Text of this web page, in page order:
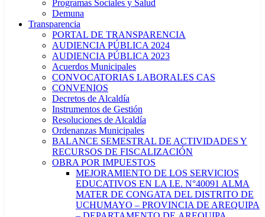
Programas Sociales y Salud
Demuna
Transparencia
PORTAL DE TRANSPARENCIA
AUDIENCIA PÚBLICA 2024
AUDIENCIA PÚBLICA 2023
Acuerdos Municipales
CONVOCATORIAS LABORALES CAS
CONVENIOS
Decretos de Alcaldía
Instrumentos de Gestión
Resoluciones de Alcaldía
Ordenanzas Municipales
BALANCE SEMESTRAL DE ACTIVIDADES Y
RECURSOS DE FISCALIZACIÓN
OBRA POR IMPUESTOS
MEJORAMIENTO DE LOS SERVICIOS
EDUCATIVOS EN LA I.E. N°40091 ALMA
MATER DE CONGATA DEL DISTRITO DE
UCHUMAYO – PROVINCIA DE AREQUIPA